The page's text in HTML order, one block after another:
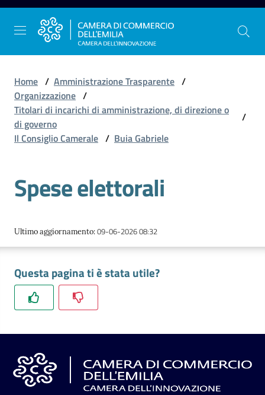
Vai al contenuto
Vai alla navigazione
Vai al footer
La
Camera
dell'Emilia
Gestire
l'impresa
e
territorio
Tutelare
l'Impresa
Home / Amministrazione Trasparente /
Organizzazione /
Titolari di incarichi di amministrazione, di direzione o
di governo
/
Il Consiglio Camerale / Buia Gabriele
Spese elettorali
Ultimo aggiornamento:09-06-2026 08:32
Questa pagina ti è stata utile?